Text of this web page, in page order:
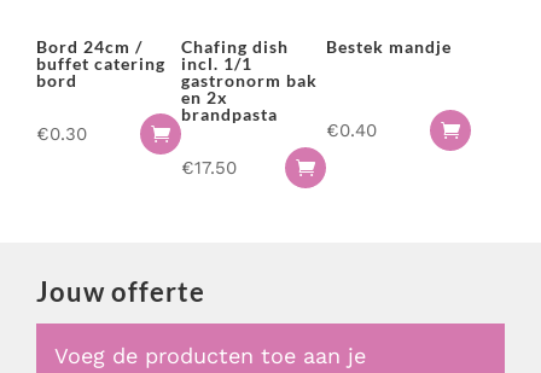
Bord 24cm /
buffet catering
bord
€0.30 
Chafing dish
incl. 1/1
gastronorm bak
en 2x
brandpasta
€17.50 
Bestek mandje
€0.40 
Jouw offerte
Voeg de producten toe aan je